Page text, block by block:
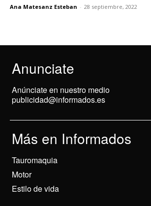
Ana Matesanz Esteban - 28 septiembre, 2022
Anunciate
Anúnciate en nuestro medio
publicidad@informados.es
Más en Informados
Tauromaquia
Motor
Estilo de vida